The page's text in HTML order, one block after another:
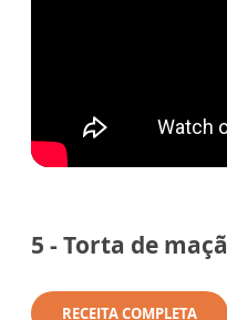
5 - Torta de maçã
RECEITA COMPLETA